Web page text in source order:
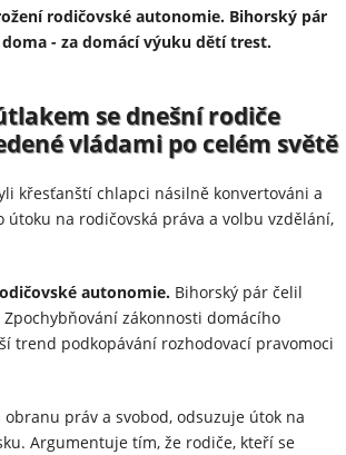
rodičovské autonomie. Bihorský pár
- za domácí výuku dětí trest.
se dnešní rodiče
vládami po celém světě
křesťanští chlapci násilně konvertováni a
na rodičovská práva a volbu vzdělání,
autonomie. Bihorský pár čelil
zákonnosti domácího
trend podkopávání rozhodovací pravomoci
práv a svobod, odsuzuje útok na
Argumentuje tím, že rodiče, kteří se